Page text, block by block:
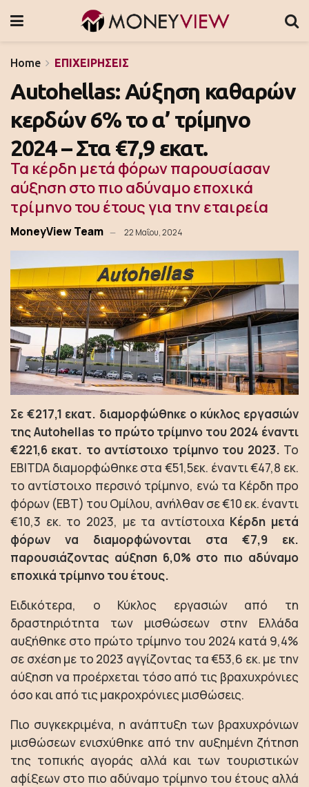
Home ΕΠΙΧΕΙΡΗΣΕΙΣ
Autohellas: Αύξηση καθαρών
κερδών 6% το α’ τρίμηνο
2024 – Στα €7,9 εκατ.
Τα κέρδη μετά φόρων παρουσίασαν
αύξηση στο πιο αδύναμο εποχικά
τρίμηνο του έτους για την εταιρεία
MoneyView Team 22 Μαΐου, 2024
Σε €217,1 εκατ. διαμορφώθηκε ο κύκλος εργασιών
της Autohellas το πρώτο τρίμηνο του 2024 έναντι
€221,6 εκατ. το αντίστοιχο τρίμηνο του 2023. Το
EBITDA διαμορφώθηκε στα €51,5εκ. έναντι €47,8 εκ.
το αντίστοιχο περσινό τρίμηνο, ενώ τα Κέρδη προ
φόρων (ΕBT) του Ομίλου, ανήλθαν σε €10 εκ. έναντι
€10,3 εκ. το 2023, με τα αντίστοιχα Κέρδη μετά
φόρων να διαμορφώνονται στα €7,9 εκ.
παρουσιάζοντας αύξηση 6,0% στο πιο αδύναμο
εποχικά τρίμηνο του έτους.
Ειδικότερα, ο Κύκλος εργασιών από τη
δραστηριότητα των μισθώσεων στην Ελλάδα
αυξήθηκε στο πρώτο τρίμηνο του 2024 κατά 9,4%
σε σχέση με το 2023 αγγίζοντας τα €53,6 εκ. με την
αύξηση να προέρχεται τόσο από τις βραχυχρόνιες
όσο και από τις μακροχρόνιες μισθώσεις.
Πιο συγκεκριμένα, η ανάπτυξη των βραχυχρόνιων
μισθώσεων ενισχύθηκε από την αυξημένη ζήτηση
της τοπικής αγοράς αλλά και των τουριστικών
αφίξεων στο πιο αδύναμο τρίμηνο του έτους αλλά